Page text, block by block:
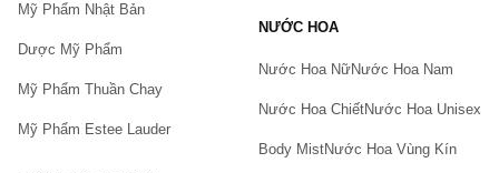
Mỹ Phẩm Nhật Bản
Dược Mỹ Phẩm
Mỹ Phẩm Thuần Chay
Mỹ Phẩm Estee Lauder
NƯỚC HOA
Nước Hoa NữNước Hoa Nam
Nước Hoa ChiếtNước Hoa Unisex
Body MistNước Hoa Vùng Kín